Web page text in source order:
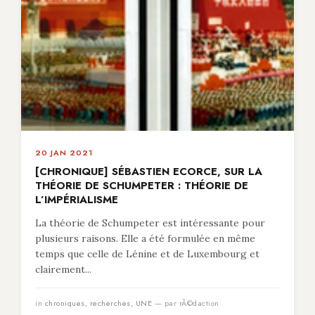
20 JAN 2021
[CHRONIQUE] SÉBASTIEN ECORCE, SUR LA
THÉORIE DE SCHUMPETER : THÉORIE DE
L’IMPÉRIALISME
La théorie de Schumpeter est intéressante pour
plusieurs raisons. Elle a été formulée en même
temps que celle de Lénine et de Luxembourg et
clairement...
in chroniques, recherches, UNE — par rÃ©daction